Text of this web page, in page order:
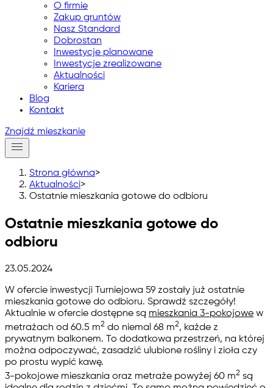
O firmie
Zakup gruntów
Nasz Standard
Dobrostan
Inwestycje planowane
Inwestycje zrealizowane
Aktualności
Kariera
Blog
Kontakt
Znajdź mieszkanie
Strona główna>
Aktualności>
Ostatnie mieszkania gotowe do odbioru
Ostatnie mieszkania gotowe do
odbioru
23.05.2024
W ofercie inwestycji Turniejowa 59 zostały już ostatnie
mieszkania gotowe do odbioru. Sprawdź szczegóły!
Aktualnie w ofercie dostępne są mieszkania 3-pokojowe w
metrażach od 60.5 m2 do niemal 68 m2, każde z
prywatnym balkonem. To dodatkowa przestrzeń, na której
można odpoczywać, zasadzić ulubione rośliny i zioła czy
po prostu wypić kawę.
3-pokojowe mieszkania oraz metraże powyżej 60 m2 są